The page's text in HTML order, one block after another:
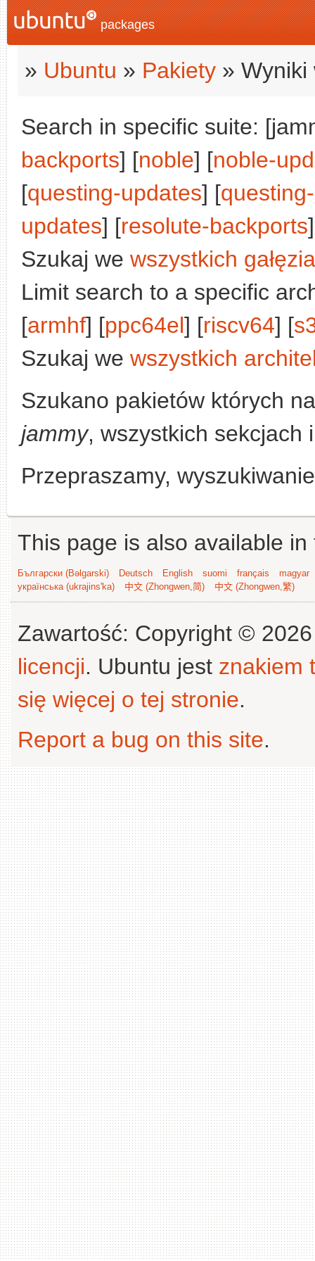
packages
» Ubuntu » Pakiety » Wyniki
Search in specific suite:
backports] [noble] [noble-
[questing-updates] [
updates] [resolute-backports
Szukaj we wszystkich
Limit search to a specific
[armhf] [ppc64el] [riscv64] [
Szukaj we wszystkich
Szukano pakietów których
jammy, wszystkich sekcjach
Przepraszamy,
This page is also available
Български (Bəlgarski) Deutsch English suomi français
magyar
українська (ukrajins'ka)
中文 (Zhongwen,简) 中文 (Zhongwen,繁)
Zawartość: Copyright ©
licencji. Ubuntu jest znakiem
się więcej o tej stronie.
Report a bug on this site.